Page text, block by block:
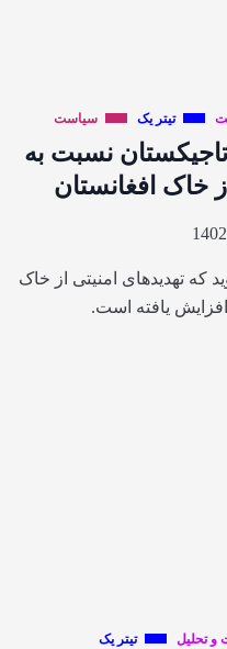
تیتر یک سیاست
نسبت به
خاک افغانستان
تهدیدهای امنیتی از خاک
افزایش یافته است.
و تحلیل تیتر یک